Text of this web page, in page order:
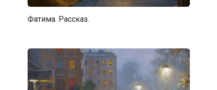
Фатима. Рассказ.